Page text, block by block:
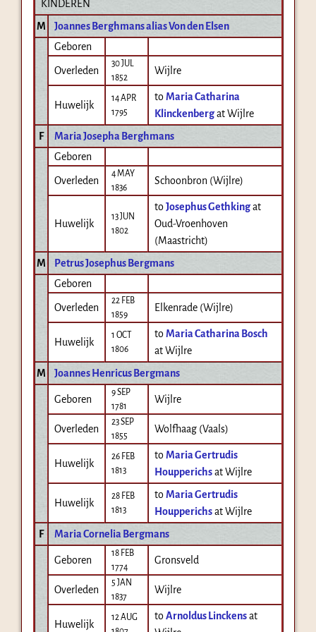
KINDEREN
M
Joannes Berghmans alias Von den Elsen
Geboren
Overleden
30 JUL
1852
Wijlre
Huwelijk
14 APR
1795
toMaria Catharina
Klinckenberg at Wijlre
F
Maria Josepha Berghmans
Geboren
Overleden
4 MAY
1836
Schoonbron (Wijlre)
Huwelijk
13 JUN
1802
toJosephus Gethking at
Oud-Vroenhoven
(Maastricht)
M
Petrus Josephus Bergmans
Geboren
Overleden
22 FEB
1859
Elkenrade (Wijlre)
Huwelijk
1 OCT
1806
toMaria Catharina Bosch
at Wijlre
M
Joannes Henricus Bergmans
Geboren
9 SEP
1781
Wijlre
Overleden
23 SEP
1855
Wolfhaag (Vaals)
Huwelijk
26 FEB
1813
toMaria Gertrudis
Houpperichs at Wijlre
Huwelijk
28 FEB
1813
toMaria Gertrudis
Houpperichs at Wijlre
F
Maria Cornelia Bergmans
Geboren
18 FEB
1774
Gronsveld
Overleden
5 JAN
1837
Wijlre
Huwelijk
12 AUG
toArnoldus Linckens at